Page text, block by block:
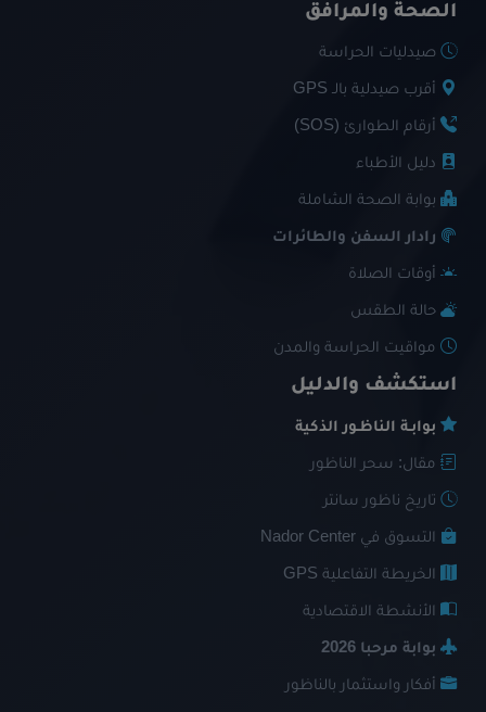
الصحة والمرافق
صيدليات الحراسة
أقرب صيدلية بالـ GPS
أرقام الطوارئ (SOS)
دليل الأطباء
بوابة الصحة الشاملة
رادار السفن والطائرات
أوقات الصلاة
حالة الطقس
مواقيت الحراسة والمدن
استكشف والدليل
بوابـة الناظـور الذكية
مقال: سحر الناظور
تاريخ ناظور سانتر
التسوق في Nador Center
الخريطة التفاعلية GPS
الأنشطة الاقتصادية
بوابة مرحبا 2026
أفكار واستثمار بالناظور